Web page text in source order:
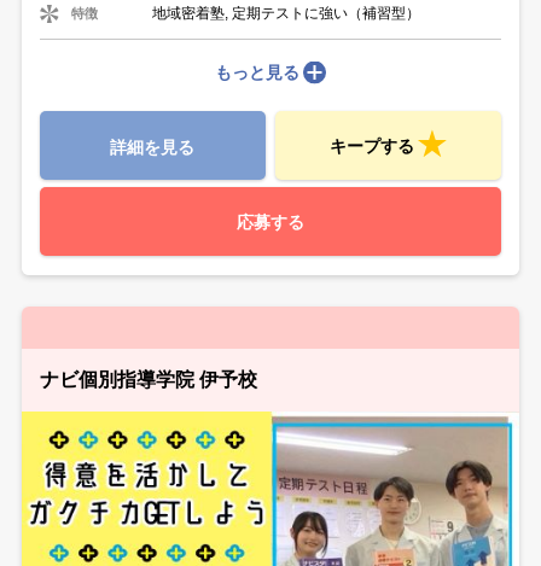
特徴 地域密着塾, 定期テストに強い（補習型）
もっと見る
詳細を見る キープする
応募する
ナビ個別指導学院 伊予校